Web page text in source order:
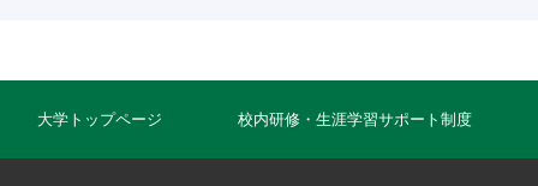
大学トップページ 校内研修・生涯学習サポート制度